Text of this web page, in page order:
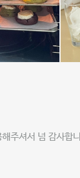
주셔서 넘 감사합